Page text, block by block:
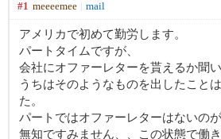
#1 meeeemee mail
アメリカで初めて勤労します。
パートタイムですが、
会社にオファーレターを貰えるか聞
うちはそのようなものを出したこと
た。
パートではオファーレターはないの
無知ですみません、、この状態で働